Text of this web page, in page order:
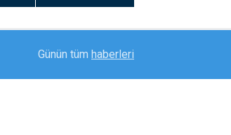
Palandöken Geçidi’nde feci kaza: 150 metrelik
Günün tüm haberleri